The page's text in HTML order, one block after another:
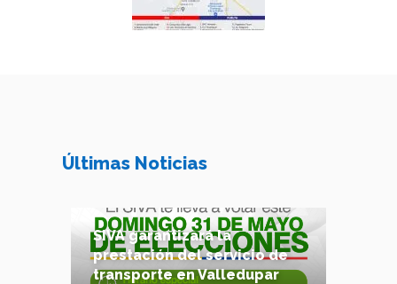
Últimas Noticias
SIVA garantizará la
prestación del servicio de
transporte en Valledupar